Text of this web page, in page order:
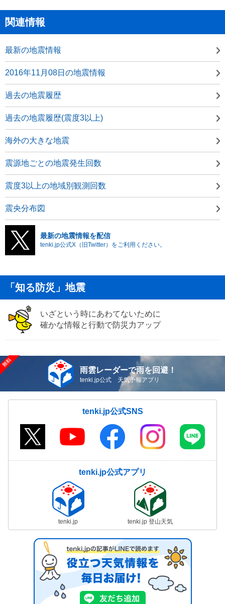
関連情報
最新の地震情報
2016年11月08日の地震情報
過去の地震履歴
過去の地震履歴(震度3以上)
海外の大きな地震
震源地ごとの地震発生回数
震度3以上の地域別観測回数
震央分布図
最新の地震情報を配信
tenki.jp公式X（旧Twitter）をご利用ください。
「知る防災」地震
いざという時にあわてないために
確かな情報と行動で防災力アップ
雨雲レーダーで雨を回避！
tenki.jp公式 天気予報アプリ
tenki.jp公式SNS
tenki.jp公式アプリ
tenki.jp tenki.jp 登山天気